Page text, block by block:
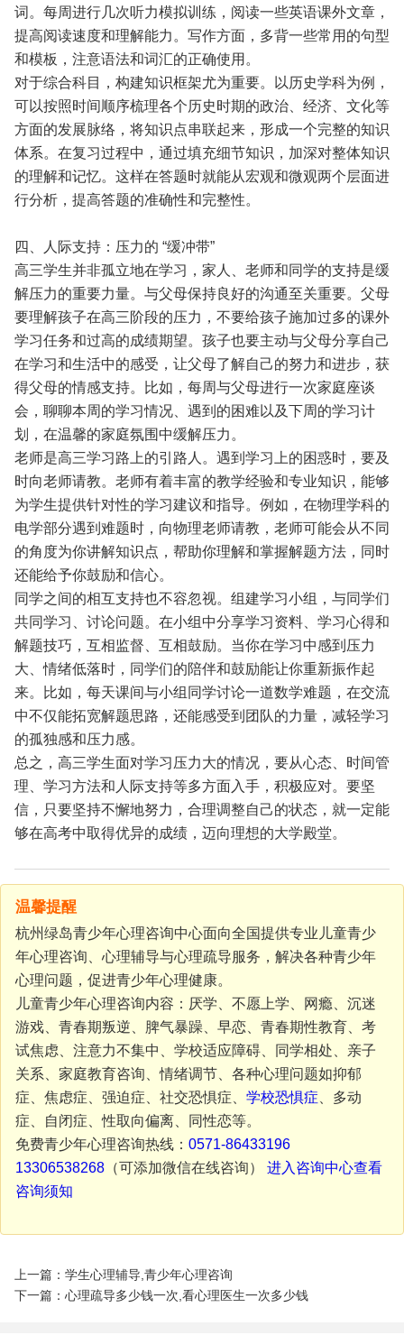
词。每周进行几次听力模拟训练，阅读一些英语课外文章，
提高阅读速度和理解能力。写作方面，多背一些常用的句型
和模板，注意语法和词汇的正确使用。
对于综合科目，构建知识框架尤为重要。以历史学科为例，
可以按照时间顺序梳理各个历史时期的政治、经济、文化等
方面的发展脉络，将知识点串联起来，形成一个完整的知识
体系。在复习过程中，通过填充细节知识，加深对整体知识
的理解和记忆。这样在答题时就能从宏观和微观两个层面进
行分析，提高答题的准确性和完整性。
四、人际支持：压力的 “缓冲带”
高三学生并非孤立地在学习，家人、老师和同学的支持是缓
解压力的重要力量。与父母保持良好的沟通至关重要。父母
要理解孩子在高三阶段的压力，不要给孩子施加过多的课外
学习任务和过高的成绩期望。孩子也要主动与父母分享自己
在学习和生活中的感受，让父母了解自己的努力和进步，获
得父母的情感支持。比如，每周与父母进行一次家庭座谈
会，聊聊本周的学习情况、遇到的困难以及下周的学习计
划，在温馨的家庭氛围中缓解压力。
老师是高三学习路上的引路人。遇到学习上的困惑时，要及
时向老师请教。老师有着丰富的教学经验和专业知识，能够
为学生提供针对性的学习建议和指导。例如，在物理学科的
电学部分遇到难题时，向物理老师请教，老师可能会从不同
的角度为你讲解知识点，帮助你理解和掌握解题方法，同时
还能给予你鼓励和信心。
同学之间的相互支持也不容忽视。组建学习小组，与同学们
共同学习、讨论问题。在小组中分享学习资料、学习心得和
解题技巧，互相监督、互相鼓励。当你在学习中感到压力
大、情绪低落时，同学们的陪伴和鼓励能让你重新振作起
来。比如，每天课间与小组同学讨论一道数学难题，在交流
中不仅能拓宽解题思路，还能感受到团队的力量，减轻学习
的孤独感和压力感。
总之，高三学生面对学习压力大的情况，要从心态、时间管
理、学习方法和人际支持等多方面入手，积极应对。要坚
信，只要坚持不懈地努力，合理调整自己的状态，就一定能
够在高考中取得优异的成绩，迈向理想的大学殿堂。
温馨提醒
杭州绿岛青少年心理咨询中心面向全国提供专业儿童青少
年心理咨询、心理辅导与心理疏导服务，解决各种青少年
心理问题，促进青少年心理健康。
儿童青少年心理咨询内容：厌学、不愿上学、网瘾、沉迷
游戏、青春期叛逆、脾气暴躁、早恋、青春期性教育、考
试焦虑、注意力不集中、学校适应障碍、同学相处、亲子
关系、家庭教育咨询、情绪调节、各种心理问题如抑郁
症、焦虑症、强迫症、社交恐惧症、 学校恐惧症 、多动
症、自闭症、性取向偏离、同性恋等。
免费青少年心理咨询热线： 0571-86433196
13306538268（可添加微信在线咨询） 进入咨询中心查看
咨询须知
上一篇：学生心理辅导,青少年心理咨询
下一篇：心理疏导多少钱一次,看心理医生一次多少钱